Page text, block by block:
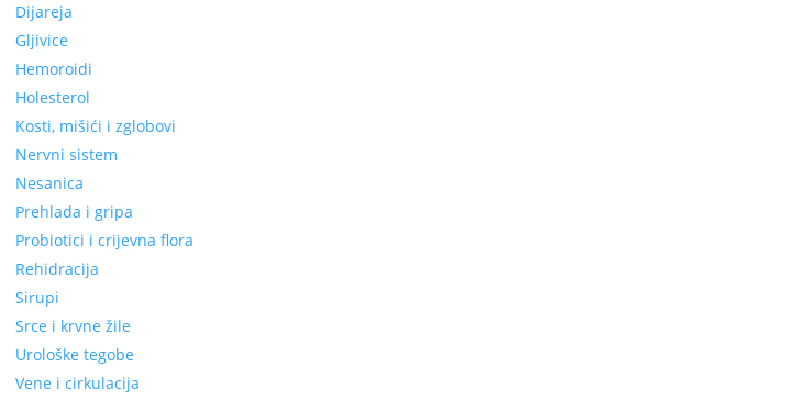
Dijareja
Gljivice
Hemoroidi
Holesterol
Kosti, mišići i zglobovi
Nervni sistem
Nesanica
Prehlada i gripa
Probiotici i crijevna flora
Rehidracija
Sirupi
Srce i krvne žile
Urološke tegobe
Vene i cirkulacija